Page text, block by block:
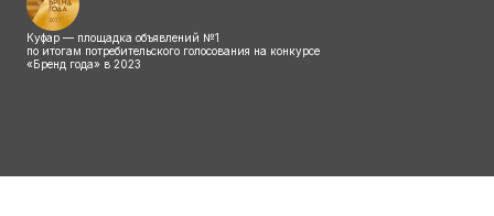
Куфар — площадка объявлений №1
по итогам потребительского голосования на конкурсе
«Бренд года» в 2023